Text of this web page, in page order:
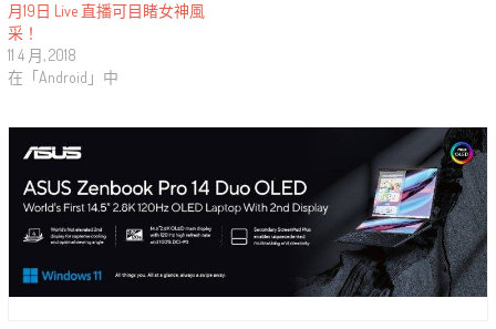
月19日 Live 直播可目睹女神風
采！
11 4 月, 2018
在「Android」中